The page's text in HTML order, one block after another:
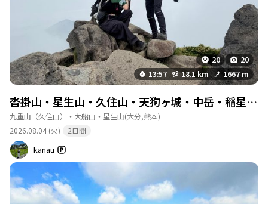
法華院温泉山荘
詳細を見る
営業期間：通年 予約：要予約 食事：あり 料金：
1泊2食12,000円前後・個室13,000円・テン場800
円・入浴500円 収容人数：約120名・テント約
100張 補足情報：温泉あり。トイレは清潔で、テ
なので注意してください。
このポイントを通過するコース
牧ノ戸峠-沓掛山-星生山-久住山-中岳-稲星山-稲
星越-白 周回コース
坊ガツル避難小屋
詳細を見る
位)で、結構な雨の音☔️ 天気を確認すると「雨は44分後にやむ事が
予想されます」～なら樹林帯抜ける頃には止むわなと、構わず進
む(ง ˙˘˙ )ว ＊まあ、止むには止んだけど、後が大変でした。 今回
石流帯) ②三俣山北峰、本峰、IV峰、南峰の周回(西峰はとばしま
した) ③南峰の直登ルートの急登を下る(火山灰の泥炭質の黒土だ
から雨上がりは滑りまくり) ④坊ガツルテン場で休憩(顔や手足を
洗って、ブーツに溜まった水を出して、ソックス交換) ⑤法華院温
泉山荘から鉾立峠(ここ楽チン) ⑥鉾立峠から白口岳(藪漕ぎ＆急登)
⑦白口岳から稲星越の稜線歩き(気持ちよき) ⑧稲星越から中岳(草
で足元見えず危険。穴があってひっかかり転んだ) ⑨中岳(九州本
土最高峰) ⑩天狗ヶ城(ここの岩場に座って見渡す御池が最高すぎ
る)＊時間の過ぎるのを忘れて危険⚠️ ⑪くじゅう分かれから牧ノ戸
峠(歩きやすいが、日没後に歩く場所ではない) ⑫牧ノ戸峠～長者
原(九州遊歩道を歩くけど、薄暗い夕方より夜で真っ暗のが怖くな
いwww) 良かった点 ①朝マック食べながら御機嫌に移動。 ②ずっ
20
20
13:57
18.1 km 1667 m
沓掛山・星生山・久住山・天狗ヶ城・中岳・稲星山・白口岳・三俣山（西峰）・三俣山（Ⅳ峰）・三俣山...
九重山（久住山）・大船山・星生山(大分,熊本)
2026.08.04 (火)
2日間
kanau